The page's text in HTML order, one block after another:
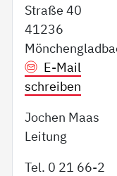
Straße 40
41236
E-Mail
schreiben
Jochen Maas
Leitung
Tel. 0 21 66-2